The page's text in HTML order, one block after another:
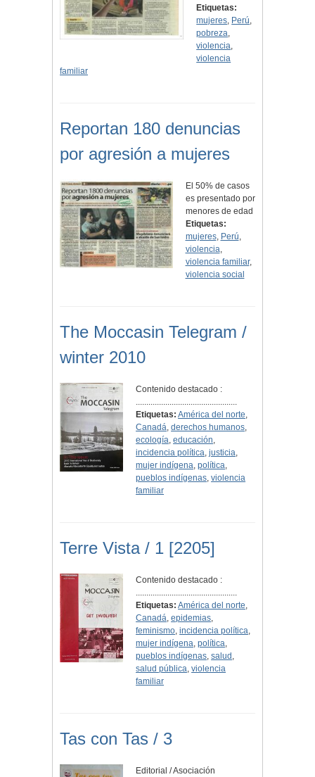
Etiquetas:
mujeres, Perú,
pobreza,
violencia,
violencia
familiar
Reportan 180 denuncias
por agresión a mujeres
El 50% de casos
es presentado por
menores de edad
Etiquetas:
mujeres, Perú,
violencia,
violencia familiar,
violencia social
The Moccasin Telegram /
winter 2010
Contenido destacado :
................................................
Etiquetas: América del norte,
Canadá,derechos humanos,
ecología,educación,
incidencia política,justicia,
mujer indígena,política,
pueblos indígenas,violencia
familiar
Terre Vista / 1 [2205]
Contenido destacado :
................................................
Etiquetas: América del norte,
Canadá,epidemias,
feminismo,incidencia política,
mujer indígena,política,
pueblos indígenas,salud ,
salud pública,violencia
familiar
Tas con Tas / 3
Editorial / Asociación